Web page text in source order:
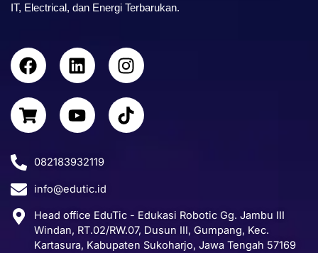
IT, Electrical, dan Energi Terbarukan.
F
a
e
b
o
k
L
i
k
e
i
I
n
t
a
S
h
p
n
g
Y
o
t
b
e
T
i
082183932119
info@edutic.id
Head office EduTic - Edukasi Robotic Gg. Jambu III
Windan, RT.02/RW.07, Dusun III, Gumpang, Kec.
Kartasura, Kabupaten Sukoharjo, Jawa Tengah 57169